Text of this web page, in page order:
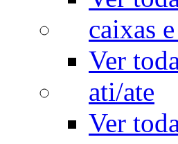
caixas
Ver
ati/ate
Ver